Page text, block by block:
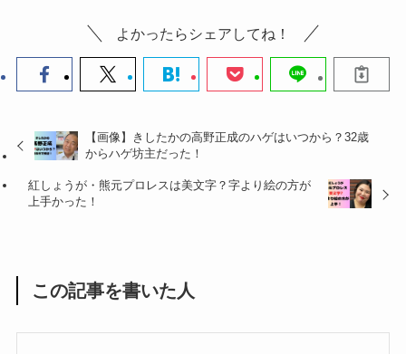
よかったらシェアしてね！
【画像】きしたかの高野正成のハゲはいつから？32歳
からハゲ坊主だった！
紅しょうが・熊元プロレスは美文字？字より絵の方が
上手かった！
この記事を書いた人